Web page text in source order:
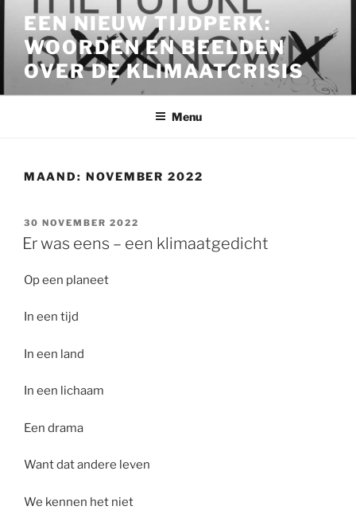
inhoud
EEN NIEUW TIJDPERK:
WOORDEN EN BEELDEN
OVER DE KLIMAATCRISIS
Menu
MAAND: NOVEMBER 2022
GEPLAATST
OP
30 NOVEMBER 2022
Er was eens – een klimaatgedicht
Op een planeet
In een tijd
In een land
In een lichaam
Een drama
Want dat andere leven
We kennen het niet